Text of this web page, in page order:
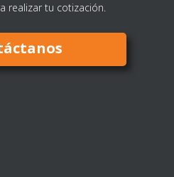
realizar tu cotización.